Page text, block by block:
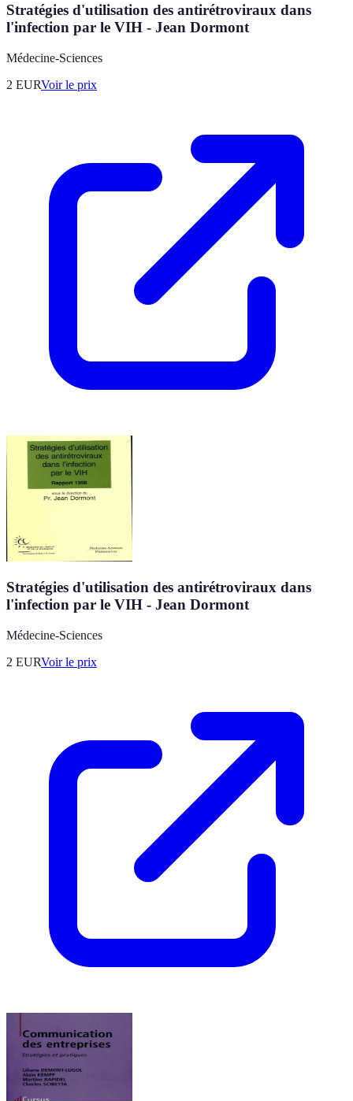
Stratégies d'utilisation des antirétroviraux dans
l'infection par le VIH - Jean Dormont
Médecine-Sciences
2 EURVoir le prix
Stratégies d'utilisation des antirétroviraux dans
l'infection par le VIH - Jean Dormont
Médecine-Sciences
2 EURVoir le prix